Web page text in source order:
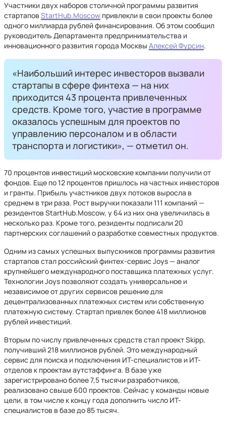
Участники двух наборов столичной программы развития
стартапов StartHub.Moscow привлекли в свои проекты более
одного миллиарда рублей финансирования. Об этом сообщил
руководитель Департамента предпринимательства и
инновационного развития города Москвы Алексей Фурсин.
«Наибольший интерес инвесторов вызвали
стартапы в сфере финтеха — на них
приходится 43 процента привлеченных
средств. Кроме того, участие в программе
оказалось успешным для проектов по
управлению персоналом и в области
транспорта и логистики», — отметил он.
70 процентов инвестиций московские компании получили от
фондов. Еще по 12 процентов пришлось на частных инвесторов
и гранты. Прибыль участников двух потоков выросла в
среднем в три раза. Рост выручки показали 111 компаний —
резидентов StartHub.Moscow, у 64 из них она увеличилась в
несколько раз. Кроме того, резиденты подписали 20
партнерских соглашений о разработке совместных продуктов.
Одним из самых успешных выпускников программы развития
стартапов стал российский финтех-сервис Joys — аналог
крупнейшего международного поставщика платежных услуг.
Технологии Joys позволяют создать универсальное и
независимое от других сервисов решение для
децентрализованных платежных систем или собственную
платежную систему. Стартап привлек более 418 миллионов
рублей инвестиций.
Вторым по числу привлеченных средств стал проект Skipp,
получивший 218 миллионов рублей. Это международный
сервис для поиска и подключения ИТ-специалистов и ИТ-
отделов к проектам аутстаффинга. В базе уже
зарегистрировано более 7,5 тысячи разработчиков,
реализовано свыше 600 проектов. Сейчас у команды новые
цели, в том числе к концу года дополнить число ИТ-
специалистов в базе до 85 тысяч.